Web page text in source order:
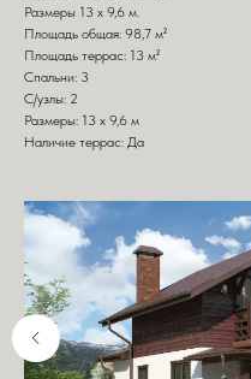
Размеры 13 х 9,6 м.
Площадь общая: 98,7 м²
Площадь террас: 13 м²
Спальни: 3
С/узлы: 2
Размеры: 13 х 9,6 м
Наличие террас: Да